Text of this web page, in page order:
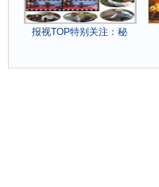
报视TOP特别关注：秘